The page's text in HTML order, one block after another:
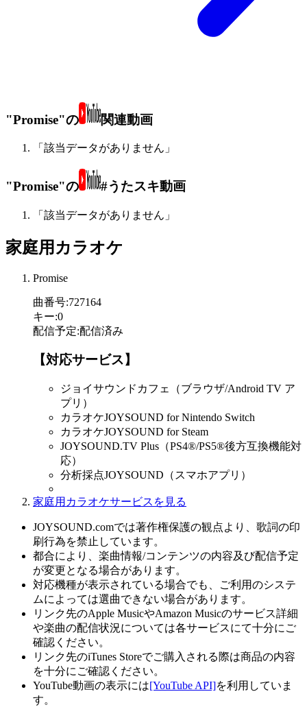
"Promise"の 関連動画
「該当データがありません」
"Promise"の #うたスキ動画
「該当データがありません」
家庭用カラオケ
Promise
曲番号:727164
キー:0
配信予定:配信済み
【対応サービス】
ジョイサウンドカフェ（ブラウザ/Android TV ア
プリ）
カラオケJOYSOUND for Nintendo Switch
カラオケJOYSOUND for Steam
JOYSOUND.TV Plus（PS4®/PS5®後方互換機能対
応）
分析採点JOYSOUND（スマホアプリ）
家庭用カラオケサービスを見る
JOYSOUND.comでは著作権保護の観点より、歌詞の印
刷行為を禁止しています。
都合により、楽曲情報/コンテンツの内容及び配信予定
が変更となる場合があります。
対応機種が表示されている場合でも、ご利用のシステ
ムによっては選曲できない場合があります。
リンク先のApple MusicやAmazon Musicのサービス詳細
や楽曲の配信状況については各サービスにて十分にご
確認ください。
リンク先のiTunes Storeでご購入される際は商品の内容
を十分にご確認ください。
YouTube動画の表示には[YouTube API]を利用していま
す。